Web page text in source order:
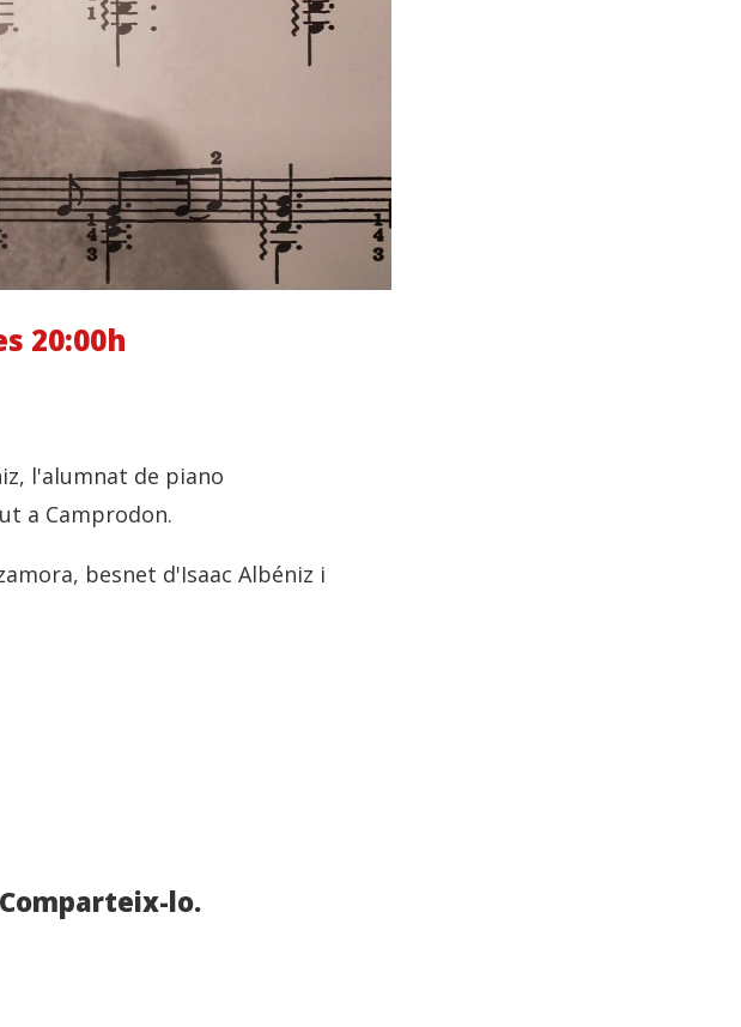
20:00h
l'alumnat de piano
a Camprodon.
besnet d'Isaac Albéniz i
lo.